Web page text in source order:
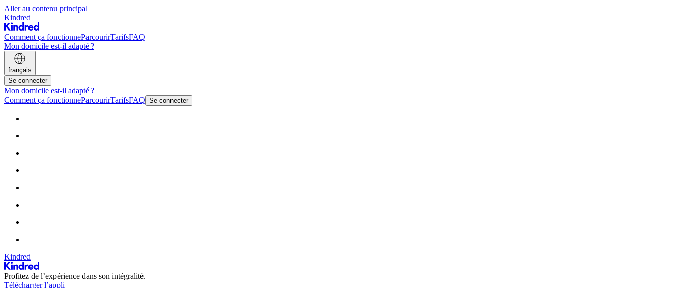
Aller au contenu principal
Kindred
Comment ça fonctionneParcourirTarifsFAQ
Mon domicile est-il adapté ?
français
Se connecter
Mon domicile est-il adapté ?
Comment ça fonctionneParcourirTarifsFAQ Se connecter
Kindred
Profitez de l’expérience dans son intégralité.
Télécharger l’appli